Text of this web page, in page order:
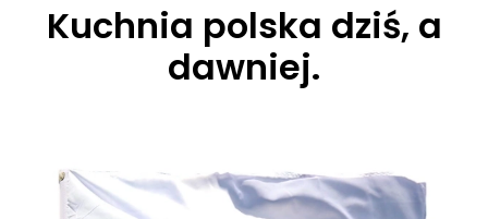
Kuchnia polska dziś, a
dawniej.